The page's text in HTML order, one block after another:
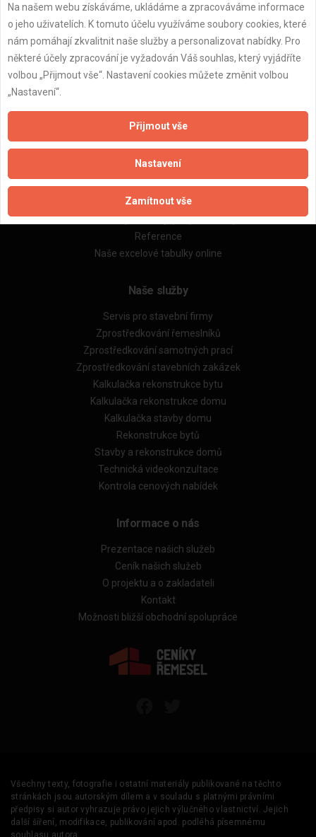
Zobrazeno 1 z 1 reference
Důležité informace
Naše firmy a řemeslníci
Zpracování a ochrana osobních údajů
Zásady pro používání souborů cookie
Obchodní podmínky (zprostředkování)
Obchodní podmínky (rozpočtování)
Reference
Naše excelové tabulky online
Naše služby
Servis pro stavební firmy
Zprostředkování řemeslníků
Zprostředkování samotných prací
Zprostředkování stavebních zakázek
Kalkulačka rekonstrukce bytu
Kalkulačka rekonstrukce domu
Kalkulačka stavby domu
Rekonstrukce bytů
Stavby a rekonstrukce domů
Technická videokonzultace
Kontrola cenových nabídek
Informace o nás
Prezentace našich služeb
Ceník našich služeb
O projektu a o zakladateli
Kontakt
Možnosti bližší obchodní spolupráce
Všechny texty, fotografie i ostatní materiály publikované na těchto
stránkách jsou autorským dílem a v souladu s platnými právními
předpisy si autor vyhrazuje právo jejich výlučného vlastnictví. Jejich
další šíření, modifikace, publikování apod. podléhá písemnému
Na našem webu získáváme, ukládáme a zpracováváme informace
o jeho uživatelích. K tomuto účelu využíváme soubory cookies, které
nám pomáhají zkvalitnit naše služby a personalizovat nabídky. Pro
některé účely zpracování je vyžadován Váš souhlas, který vyjádříte
volbou „Přijmout vše“. Nastavení cookies můžete změnit volbou
„Nastavení“.
Přijmout vše
Nastavení
Zamítnout vše